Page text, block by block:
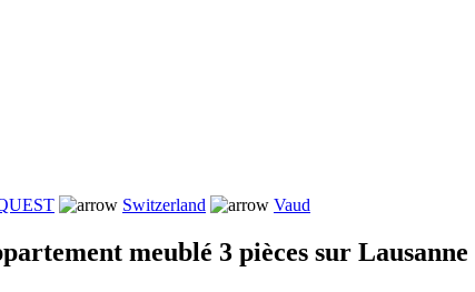
Switzerland Vaud
meublé 3 pièces sur Lausanne